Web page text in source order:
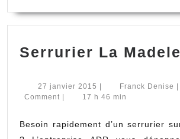
Serrurier La
27 janvier 2015 27
janvier
Franck Denise
Comment
17 h 46 min
Besoin rapidement d’un serrurier